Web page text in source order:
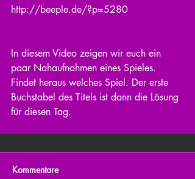
http://beeple.de/?p=5280
In diesem Video zeigen wir euch ein
paar Nahaufnahmen eines Spieles.
Findet heraus welches Spiel. Der erste
Buchstabel des Titels ist dann die Lösung
für diesen Tag.
Kommentare